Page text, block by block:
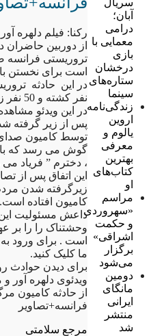
آبان؛
درامی
معمایی با
بازی
درخشان
ستاره‌های
سینما
زندگی‌نامه
اروین
یالوم و
معرفی
بهترین
کتاب‌های
او
مراسم
«سهروردی
و حکمت
اشراقی»
برگزار
می‌شود
دومین
مانگای
ایرانی
منتشر
شد
رکنا: فیلم دلهره
از دوربین حاضران
تروریستی
است برای نخستن
نفر
در این ویدئو
پس از زیر گرفته
توسط کامیون
گوش می رسد که با
، دخترم ” فریاد می
این اتفاق پس از
زیرگرفته شدن
کامیون افتاده است.
داعش مسئولیت این
وحشتناک را را بر
است . برای ورود به
ما کلیک کنید.
برای دیدن حوادث
ویدئوی دلهره آور
از حادثه کامیون
فرانسه+تصاویر
مرجع سلامتی